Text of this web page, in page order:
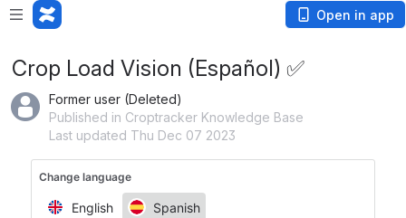
Open in app
Crop Load Vision (Español) ✅
Former user (Deleted)
Published in Croptracker Knowledge Base
Last updated Thu Dec 07 2023